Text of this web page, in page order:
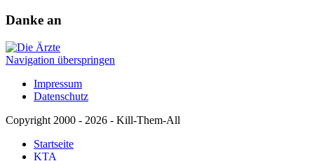
Danke an
Navigation überspringen
Impressum
Datenschutz
Copyright 2000 - 2026 - Kill-Them-All
Startseite
KTA